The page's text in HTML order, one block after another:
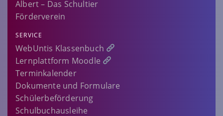
Albert – Das Schultier
Förderverein
SERVICE
WebUntis Klassenbuch
Lernplattform Moodle
Terminkalender
Dokumente und Formulare
Schülerbeförderung
Schulbuchausleihe